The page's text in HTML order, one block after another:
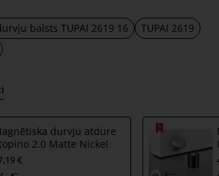
balsts TUPAI 2619 16
TUPAI 2619
durvju atdure
2.0 Matte Nickel
€